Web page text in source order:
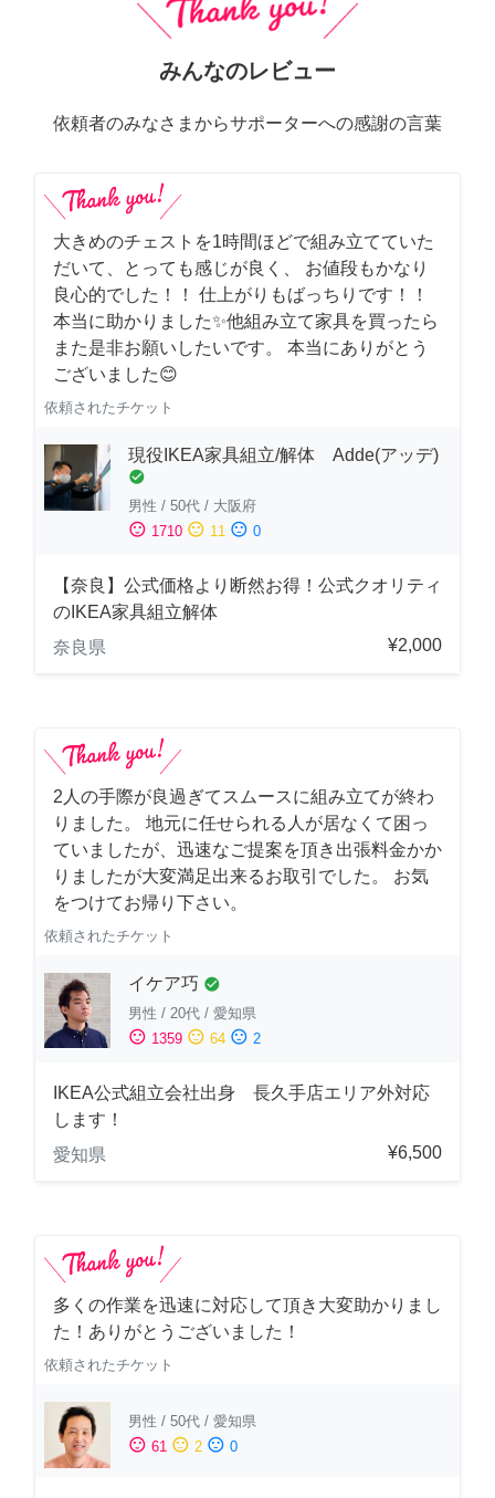
みんなのレビュー
依頼者のみなさまからサポーターへの感謝の言葉
大きめのチェストを1時間ほどで組み立てていた
だいて、とっても感じが良く、 お値段もかなり
良心的でした！！ 仕上がりもばっちりです！！
本当に助かりました✨他組み立て家具を買ったら
また是非お願いしたいです。 本当にありがとう
ございました😊
依頼されたチケット
現役IKEA家具組立/解体 Adde(アッデ)
check_circle
男性 / 50代 / 大阪府
sentiment_satisfied 1710 sentiment_neutral 11 sentiment_dissatisfied 0
【奈良】公式価格より断然お得！公式クオリティ
のIKEA家具組立解体
奈良県
¥2,000
2人の手際が良過ぎてスムースに組み立てが終わ
りました。 地元に任せられる人が居なくて困っ
ていましたが、迅速なご提案を頂き出張料金かか
りましたが大変満足出来るお取引でした。 お気
をつけてお帰り下さい。
依頼されたチケット
イケア巧 check_circle
男性 / 20代 / 愛知県
sentiment_satisfied 1359 sentiment_neutral 64 sentiment_dissatisfied 2
IKEA公式組立会社出身 長久手店エリア外対応
します！
愛知県
¥6,500
多くの作業を迅速に対応して頂き大変助かりまし
た！ありがとうございました！
依頼されたチケット
男性 / 50代 / 愛知県
sentiment_satisfied 61 sentiment_neutral 2 sentiment_dissatisfied 0